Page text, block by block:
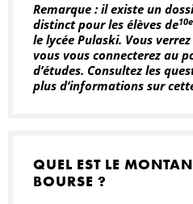
Remarque : il existe un
distinct pour les élèves de10e
le lycée Pulaski. Vous
vous vous connecterez au
d’études. Consultez les
plus d’informations sur
QUEL EST LE
BOURSE ?